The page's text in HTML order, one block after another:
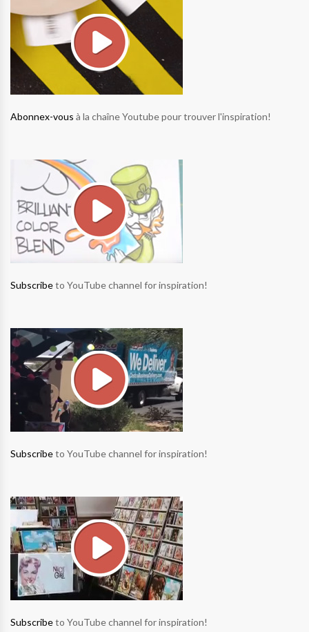
Abonnex-vous à la chaîne Youtube pour trouver l'inspiration!
Subscribeto YouTube channel for inspiration!
Subscribeto YouTube channel for inspiration!
Subscribeto YouTube channel for inspiration!